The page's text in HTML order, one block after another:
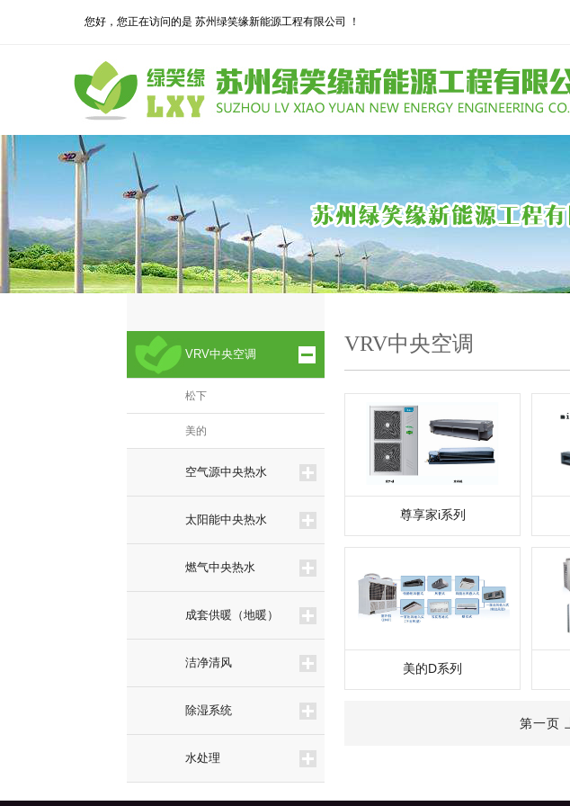
您好，您正在访问的是 苏州绿笑缘新能源工程有限公司 ！
VRV中央空调
松下
美的
空气源中央热水
太阳能中央热水
燃气中央热水
成套供暖（地暖）
洁净清风
除湿系统
水处理
VRV中央空调
尊享家i系列
美的D系列
第一页